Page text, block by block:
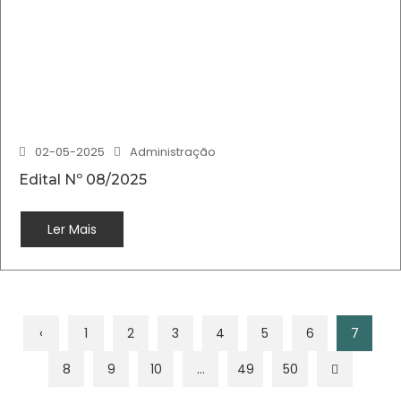
02-05-2025
Administração
Edital Nº 08/2025
Ler Mais
‹ 1 2 3 4 5 6
7
8
9 10 ... 49 50